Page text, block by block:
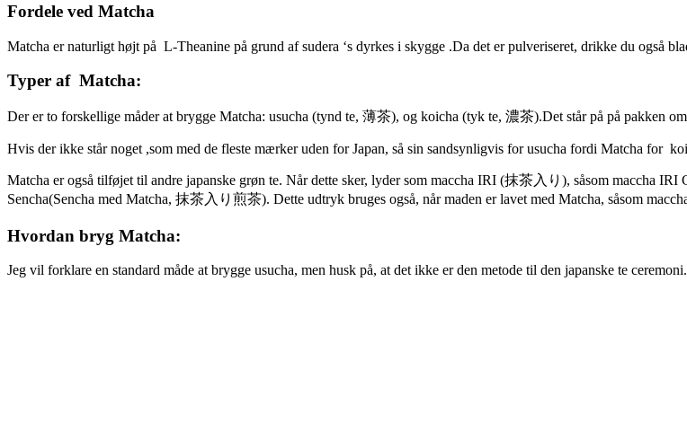
Fordele ved Matcha
Matcha er naturligt højt på L-Theanine på grund af sudera ‘s dyrkes i skygge .Da det er pulveriseret, drikke du også
Typer af Matcha:
Der er to forskellige måder at brygge Matcha: usucha (tynd te, 薄茶), og koicha (tyk te, 濃茶).Det står på på pakken
Hvis der ikke står noget ,som med de fleste mærker uden for Japan, så sin sandsynligvis for usucha fordi Matcha for
Matcha er også tilføjet til andre japanske grøn te. Når dette sker, lyder som maccha IRI (抹茶入り), såsom maccha
Sencha(Sencha med Matcha, 抹茶入り煎茶). Dette udtryk bruges også, når maden er lavet med Matcha, såsom
Hvordan bryg Matcha:
Jeg vil forklare en standard måde at brygge usucha, men husk på, at det ikke er den metode til den japanske te ceremoni.